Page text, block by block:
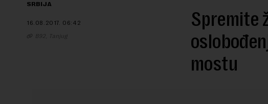
SRBIJA
16.08.2017. 06:42
B92, Tanjug
Spremite
mostu